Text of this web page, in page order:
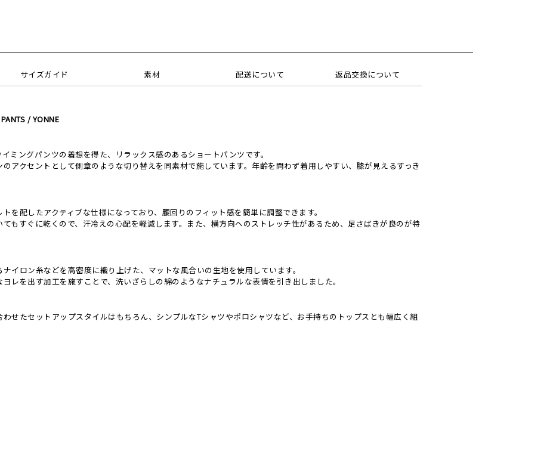
サイズガイド 素材 配送について 返品交換について
/ YONNE
ミングパンツの着想を得た、リラックス感のあるショートパンツです。
アクセントとして側章のような切り替えを同素材で施しています。年齢を問わず着用しやすい、膝が見えるすっき
を配したアクティブな仕様になっており、腰回りのフィット感を簡単に調整できます。
もすぐに乾くので、汗冷えの心配を軽減します。また、横方向へのストレッチ性があるため、足さばきが良のが特
イロン糸などを高密度に織り上げた、マットな風合いの生地を使用しています。
レを出す加工を施すことで、洗いざらしの綿のようなナチュラルな表情を引き出しました。
せたセットアップスタイルはもちろん、シンプルなTシャツやポロシャツなど、お手持ちのトップスとも幅広く組